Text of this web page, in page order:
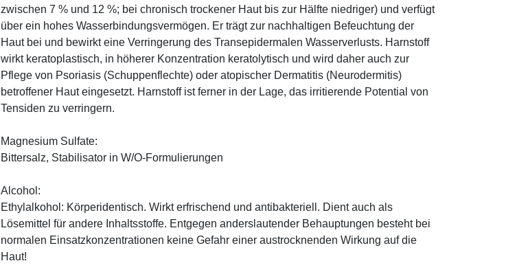
zwischen 7 % und 12 %; bei chronisch trockener Haut bis zur Hälfte niedriger) und verfügt
über ein hohes Wasserbindungsvermögen. Er trägt zur nachhaltigen Befeuchtung der
Haut bei und bewirkt eine Verringerung des Transepidermalen Wasserverlusts. Harnstoff
wirkt keratoplastisch, in höherer Konzentration keratolytisch und wird daher auch zur
Pflege von Psoriasis (Schuppenflechte) oder atopischer Dermatitis (Neurodermitis)
betroffener Haut eingesetzt. Harnstoff ist ferner in der Lage, das irritierende Potential von
Tensiden zu verringern.
Magnesium Sulfate:
Bittersalz, Stabilisator in W/O-Formulierungen
Alcohol:
Ethylalkohol: Körperidentisch. Wirkt erfrischend und antibakteriell. Dient auch als
Lösemittel für andere Inhaltsstoffe. Entgegen anderslautender Behauptungen besteht bei
normalen Einsatzkonzentrationen keine Gefahr einer austrocknenden Wirkung auf die
Haut!